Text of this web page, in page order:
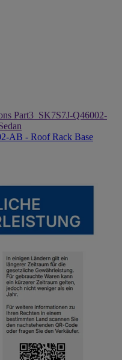
Part3_SK7S7J-Q46002-
AB - Roof Rack Base